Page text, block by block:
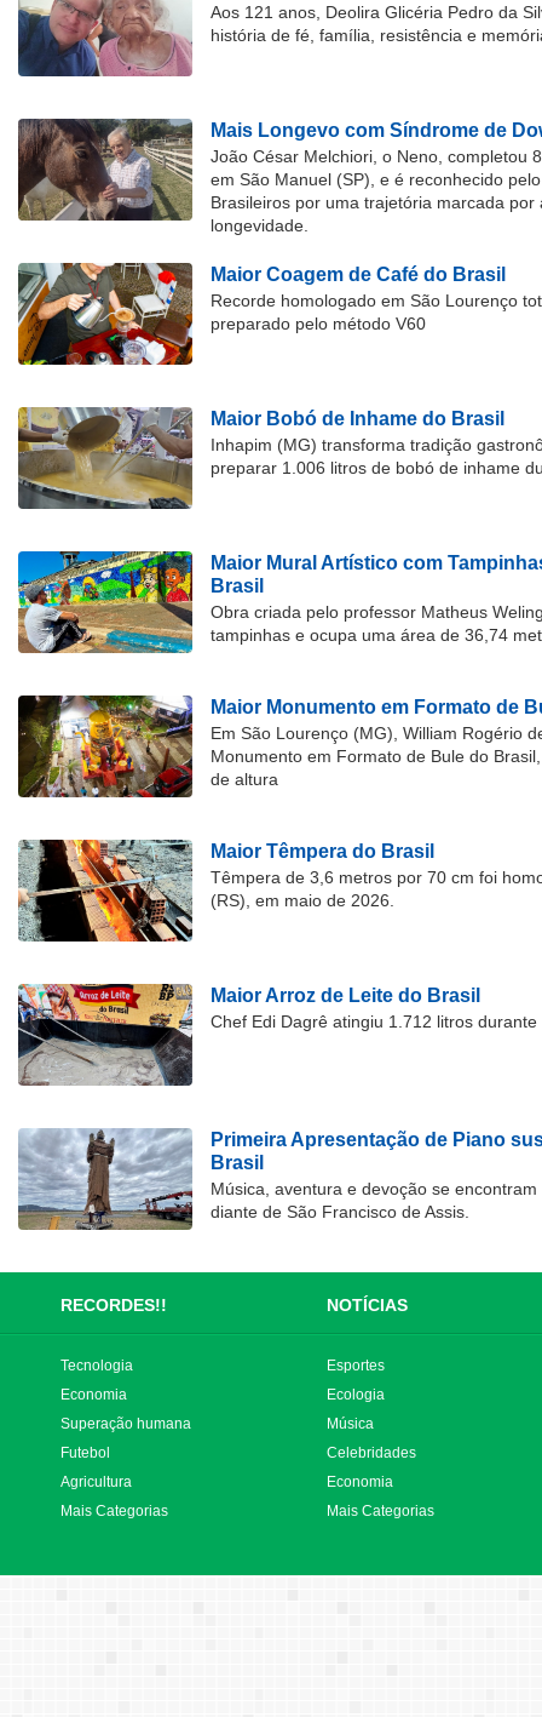
Aos 121 anos, Deolira Glicéria Pedro da
história de fé, família, resistência e
Mais Longevo com Síndrome de
João César Melchiori, o Neno, completou
em São Manuel (SP), e é reconhecido
Brasileiros por uma trajetória marcada por
longevidade.
Maior Coagem de Café do Brasil
Recorde homologado em São Lourenço
preparado pelo método V60
Maior Bobó de Inhame do Brasil
Inhapim (MG) transforma tradição
preparar 1.006 litros de bobó de inhame
Maior Mural Artístico com
Brasil
Obra criada pelo professor Matheus
tampinhas e ocupa uma área de 36,74
Maior Monumento em Formato de
Em São Lourenço (MG), William Rogério
Monumento em Formato de Bule do
de altura
Maior Têmpera do Brasil
Têmpera de 3,6 metros por 70 cm foi
(RS), em maio de 2026.
Maior Arroz de Leite do Brasil
Chef Edi Dagrê atingiu 1.712 litros
Primeira Apresentação de Piano
Brasil
Música, aventura e devoção se
diante de São Francisco de Assis.
RECORDES!! NOTÍCIAS
Tecnologia
Economia
Superação humana
Futebol
Agricultura
Mais Categorias
Esportes
Ecologia
Música
Celebridades
Economia
Mais Categorias